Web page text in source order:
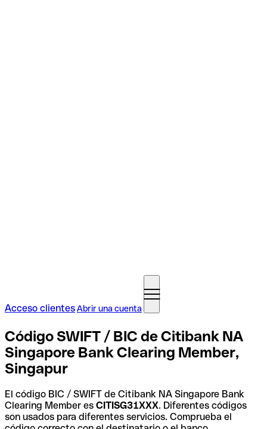
Acceso clientesAbrir una cuenta
Código SWIFT / BIC de Citibank NA
Singapore Bank Clearing Member,
Singapur
El código BIC / SWIFT de Citibank NA Singapore Bank
Clearing Member es CITISG31XXX. Diferentes códigos
son usados para diferentes servicios. Comprueba el